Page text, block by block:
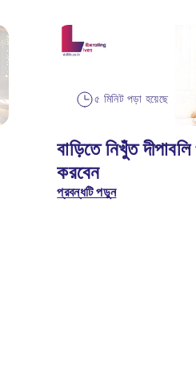
৫ মিনিট পড়া হয়েছে
বাড়িতে নিখুঁত
করবেন
প্রবন্ধটি পড়ুন